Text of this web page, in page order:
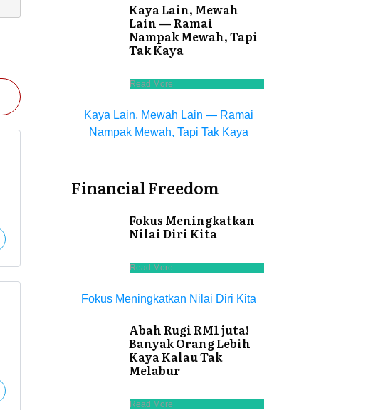
Kaya Lain, Mewah
Lain — Ramai
Nampak Mewah, Tapi
Tak Kaya
Read More
Kaya Lain, Mewah Lain — Ramai
Nampak Mewah, Tapi Tak Kaya
Financial Freedom
Fokus Meningkatkan
Nilai Diri Kita
Read More
Fokus Meningkatkan Nilai Diri Kita
Abah Rugi RM1 juta!
Banyak Orang Lebih
Kaya Kalau Tak
Melabur
Read More